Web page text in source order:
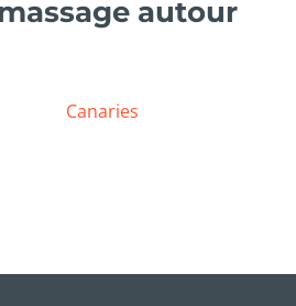
autour
Canaries